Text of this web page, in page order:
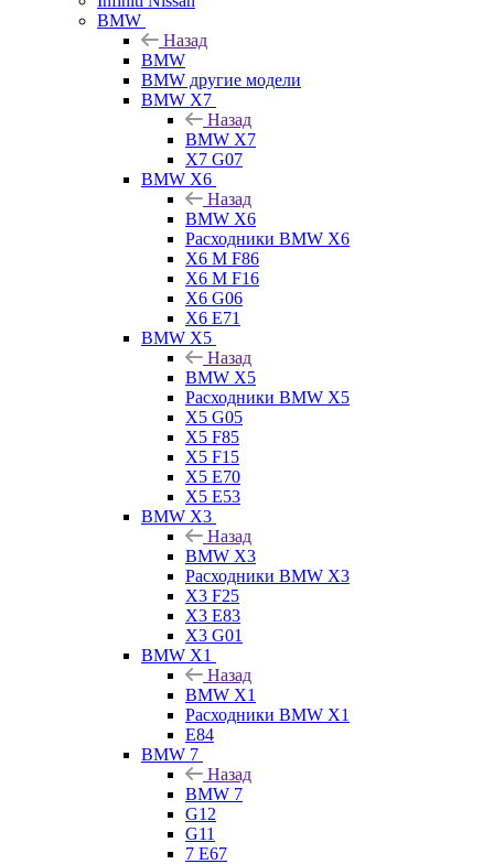
BMW
Назад
BMW
BMW другие модели
BMW X7
Назад
BMW X7
X7 G07
BMW X6
Назад
BMW X6
Расходники BMW X6
X6 M F86
X6 M F16
X6 G06
X6 E71
BMW X5
Назад
BMW X5
Расходники BMW X5
X5 G05
X5 F85
X5 F15
X5 E70
X5 E53
BMW X3
Назад
BMW X3
Расходники BMW X3
X3 F25
X3 E83
X3 G01
BMW X1
Назад
BMW X1
Расходники BMW X1
E84
BMW 7
Назад
BMW 7
G12
G11
7 Е67